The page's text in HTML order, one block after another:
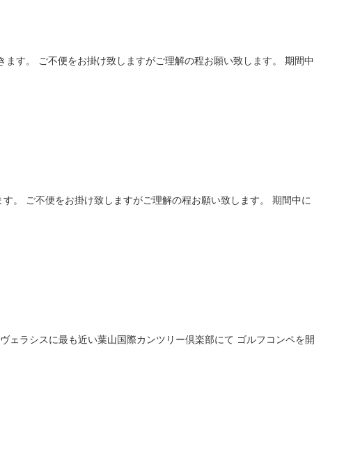
す。 ご不便をお掛け致しますがご理解の程お願い致します。 期間中
。 ご不便をお掛け致しますがご理解の程お願い致します。 期間中に
ラシスに最も近い葉山国際カンツリー倶楽部にて ゴルフコンペを開